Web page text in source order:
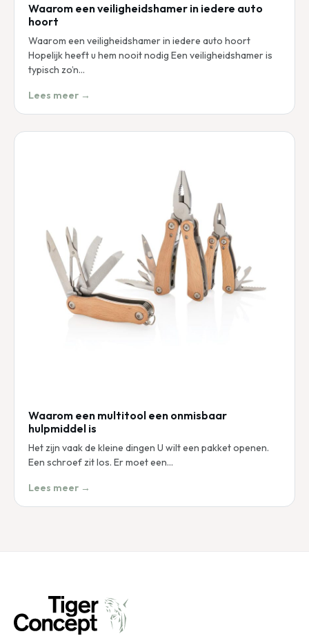
Waarom een veiligheidshamer in iedere auto
hoort
Waarom een veiligheidshamer in iedere auto hoort
Hopelijk heeft u hem nooit nodig Een veiligheidshamer is
typisch zo’n…
Lees meer →
Waarom een multitool een onmisbaar
hulpmiddel is
Het zijn vaak de kleine dingen U wilt een pakket openen.
Een schroef zit los. Er moet een…
Lees meer →